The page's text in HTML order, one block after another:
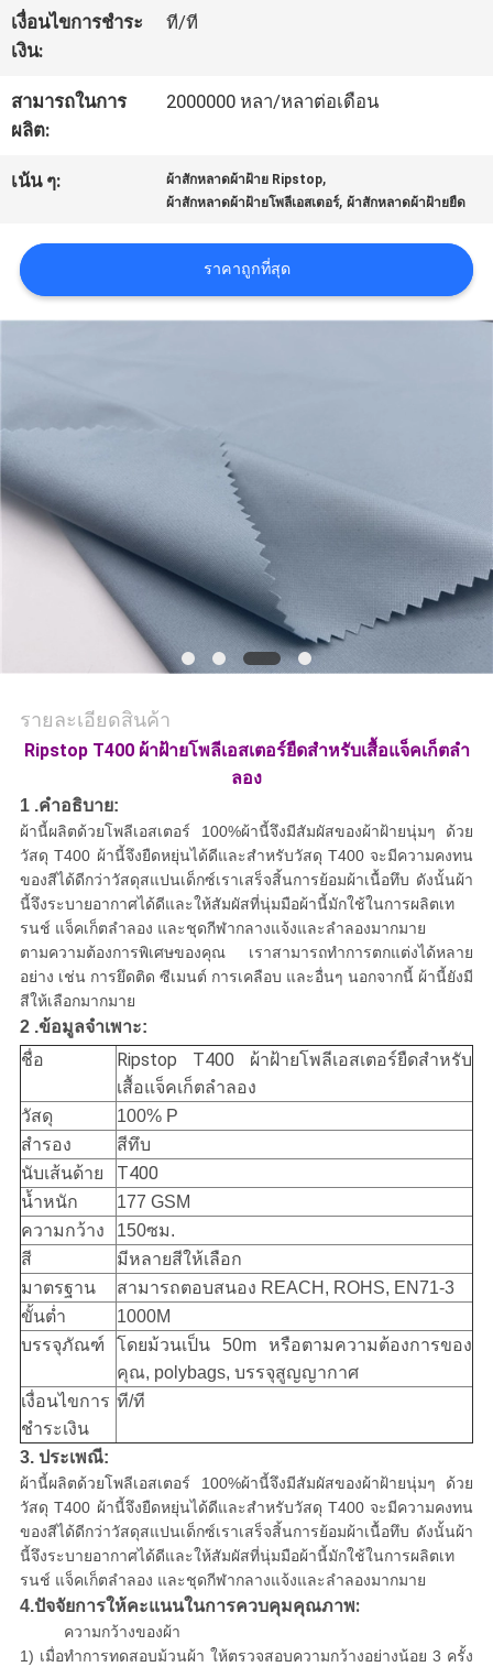
คดี
COMPANY
NEWS
เว็บไซต์
PRIVACY
POLICY
เงื่อนไขการชำระ
เงิน:
ที/ที
สามารถในการ
ผลิต:
2000000 หลา/หลาต่อเดือน
เน้น ๆ: ผ้าสักหลาดผ้าฝ้าย Ripstop,
ผ้าสักหลาดผ้าฝ้ายโพลีเอสเตอร์,ผ้าสักหลาดผ้าฝ้ายยืด
ราคาถูกที่สุด
รายละเอียดสินค้า
Ripstop T400 ผ้าฝ้ายโพลีเอสเตอร์ยืดสำหรับเสื้อแจ็คเก็ตลำ
ลอง
1 .คำอธิบาย:
ผ้านี้ผลิตด้วยโพลีเอสเตอร์ 100%ผ้านี้จึงมีสัมผัสของผ้าฝ้ายนุ่มๆ ด้วย
วัสดุ T400 ผ้านี้จึงยืดหยุ่นได้ดีและสำหรับวัสดุ T400 จะมีความคงทน
ของสีได้ดีกว่าวัสดุสแปนเด็กซ์เราเสร็จสิ้นการย้อมผ้าเนื้อทึบ ดังนั้นผ้า
นี้จึงระบายอากาศได้ดีและให้สัมผัสที่นุ่มมือผ้านี้มักใช้ในการผลิตเท
รนช์ แจ็คเก็ตลำลอง และชุดกีฬากลางแจ้งและลำลองมากมาย
ตามความต้องการพิเศษของคุณ เราสามารถทำการตกแต่งได้หลาย
อย่าง เช่น การยึดติด ซีเมนต์ การเคลือบ และอื่นๆ นอกจากนี้ ผ้านี้ยังมี
สีให้เลือกมากมาย
2 .ข้อมูลจำเพาะ:
ชื่อ
Ripstop T400 ผ้าฝ้ายโพลีเอสเตอร์ยืดสำหรับ
เสื้อแจ็คเก็ตลำลอง
วัสดุ
100% P
สำรอง
สีทึบ
นับเส้นด้าย T400
น้ำหนัก
177 GSM
ความกว้าง
150ซม.
สี
มีหลายสีให้เลือก
มาตรฐาน
สามารถตอบสนอง REACH, ROHS, EN71-3
ขั้นต่ำ
1000M
บรรจุภัณฑ์
โดยม้วนเป็น 50m หรือตามความต้องการของ
คุณ, polybags, บรรจุสูญญากาศ
เงื่อนไขการ
ชำระเงิน
ที/ที
3. ประเพณี:
ผ้านี้ผลิตด้วยโพลีเอสเตอร์ 100%ผ้านี้จึงมีสัมผัสของผ้าฝ้ายนุ่มๆ ด้วย
วัสดุ T400 ผ้านี้จึงยืดหยุ่นได้ดีและสำหรับวัสดุ T400 จะมีความคงทน
ของสีได้ดีกว่าวัสดุสแปนเด็กซ์เราเสร็จสิ้นการย้อมผ้าเนื้อทึบ ดังนั้นผ้า
นี้จึงระบายอากาศได้ดีและให้สัมผัสที่นุ่มมือผ้านี้มักใช้ในการผลิตเท
รนช์ แจ็คเก็ตลำลอง และชุดกีฬากลางแจ้งและลำลองมากมาย
4.ปัจจัยการให้คะแนนในการควบคุมคุณภาพ:
ความกว้างของผ้า
1) เมื่อทำการทดสอบม้วนผ้า ให้ตรวจสอบความกว้างอย่างน้อย 3 ครั้ง